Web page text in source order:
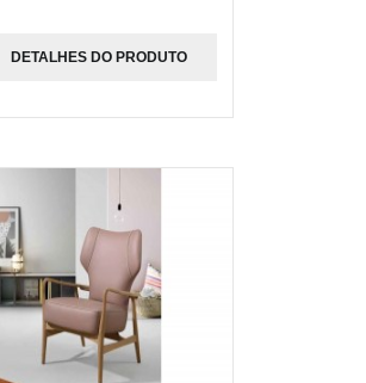
DETALHES DO PRODUTO